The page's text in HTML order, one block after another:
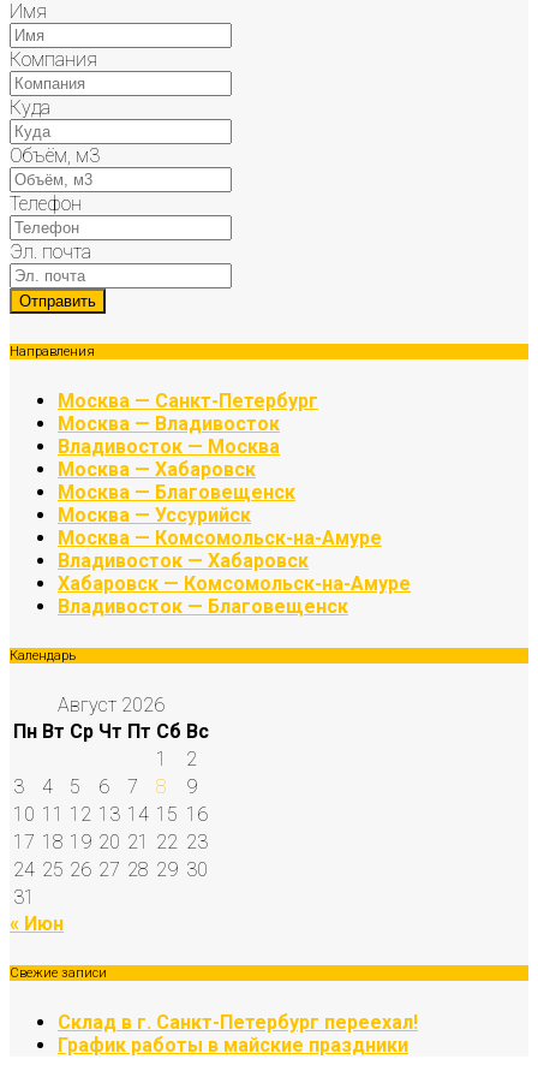
Имя
Компания
Куда
Объём, м3
Телефон
Эл. почта
Направления
Москва — Санкт-Петербург
Москва — Владивосток
Владивосток — Москва
Москва — Хабаровск
Москва — Благовещенск
Москва — Уссурийск
Москва — Комсомольск-на-Амуре
Владивосток — Хабаровск
Хабаровск — Комсомольск-на-Амуре
Владивосток — Благовещенск
Календарь
Август 2026
Пн Вт Ср Чт Пт Сб Вс
1
2
3
4 5 6 7 8
9
10 11 12 13 14 15 16
17 18 19 20 21 22 23
24 25 26 27 28 29 30
31
« Июн
Свежие записи
Склад в г. Санкт-Петербург переехал!
График работы в майские праздники